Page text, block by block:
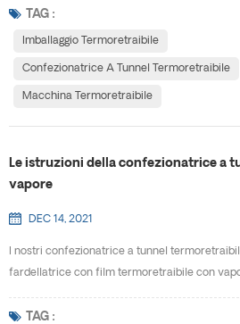
macchina termoretraibile per il
imballaggio si restringa e avvolga
TAG :
Imballaggio Termoretraibile
Confezionatrice A Tunnel Termoretraibile
Macchina Termoretraibile
Le istruzioni della confezionatrice a
vapore
DEC 14, 2021
I nostri confezionatrice a tunnel
fardellatrice con film termoretraibile con
bottiglie. Rispetto all'elettrico macchina
TAG :